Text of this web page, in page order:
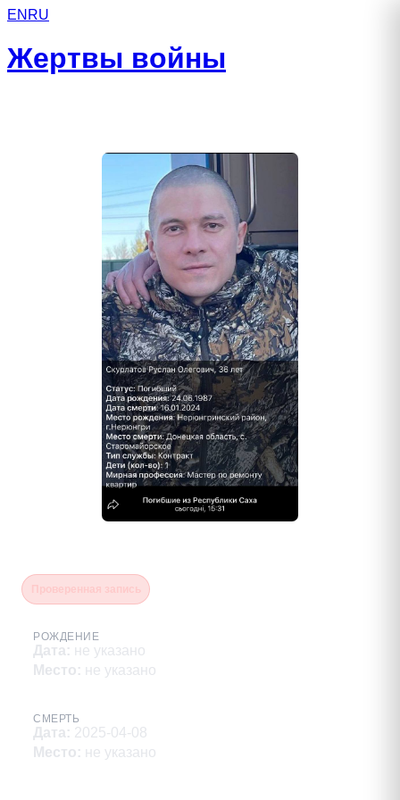
EN RU
Жертвы войны
РОЖДЕНИЕ
Дата: не указано
Место: не указано
СМЕРТЬ
Дата: 2025-04-08
Место: не указано